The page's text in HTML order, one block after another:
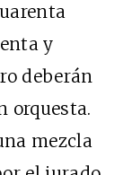
y
deberán
orquesta.
mezcla